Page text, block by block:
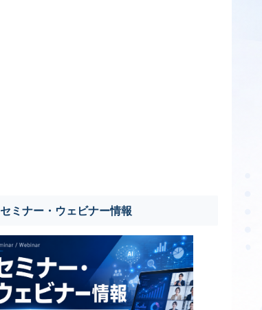
セミナー・ウェビナー情報